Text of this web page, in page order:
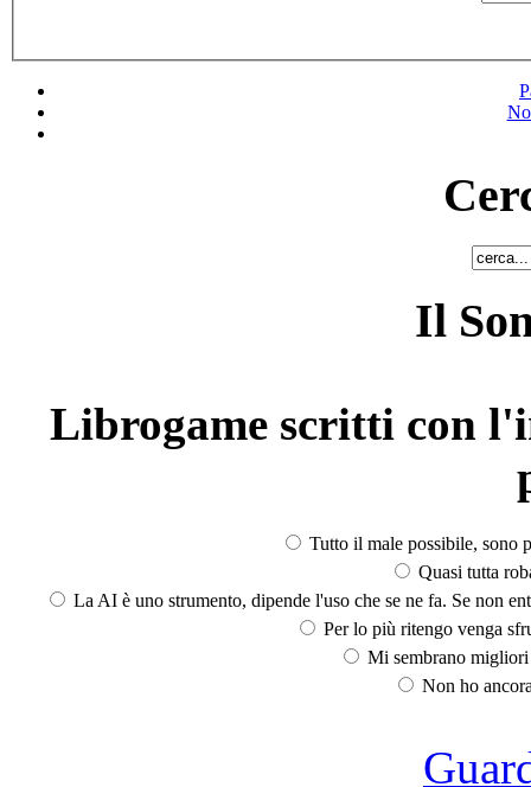
Il
Librogame scritti con
Tutto il male possibile, sono
Quasi tutta
La AI è uno strumento, dipende l'uso che se ne fa. Se non
Per lo più ritengo venga
Mi sembrano
Non ho